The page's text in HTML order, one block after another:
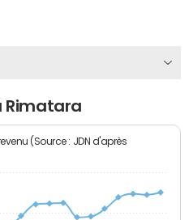
Rimatara
(Source : JDN d'après